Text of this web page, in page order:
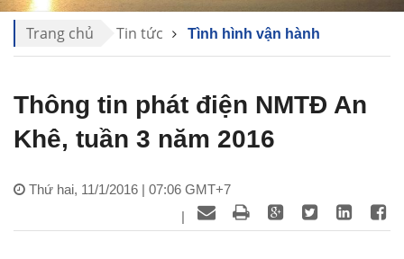
Trang chủ Tin tức Tình hình vận hành
Thông tin phát điện NMTĐ An
Khê, tuần 3 năm 2016
Thứ hai, 11/1/2016 | 07:06 GMT+7
|